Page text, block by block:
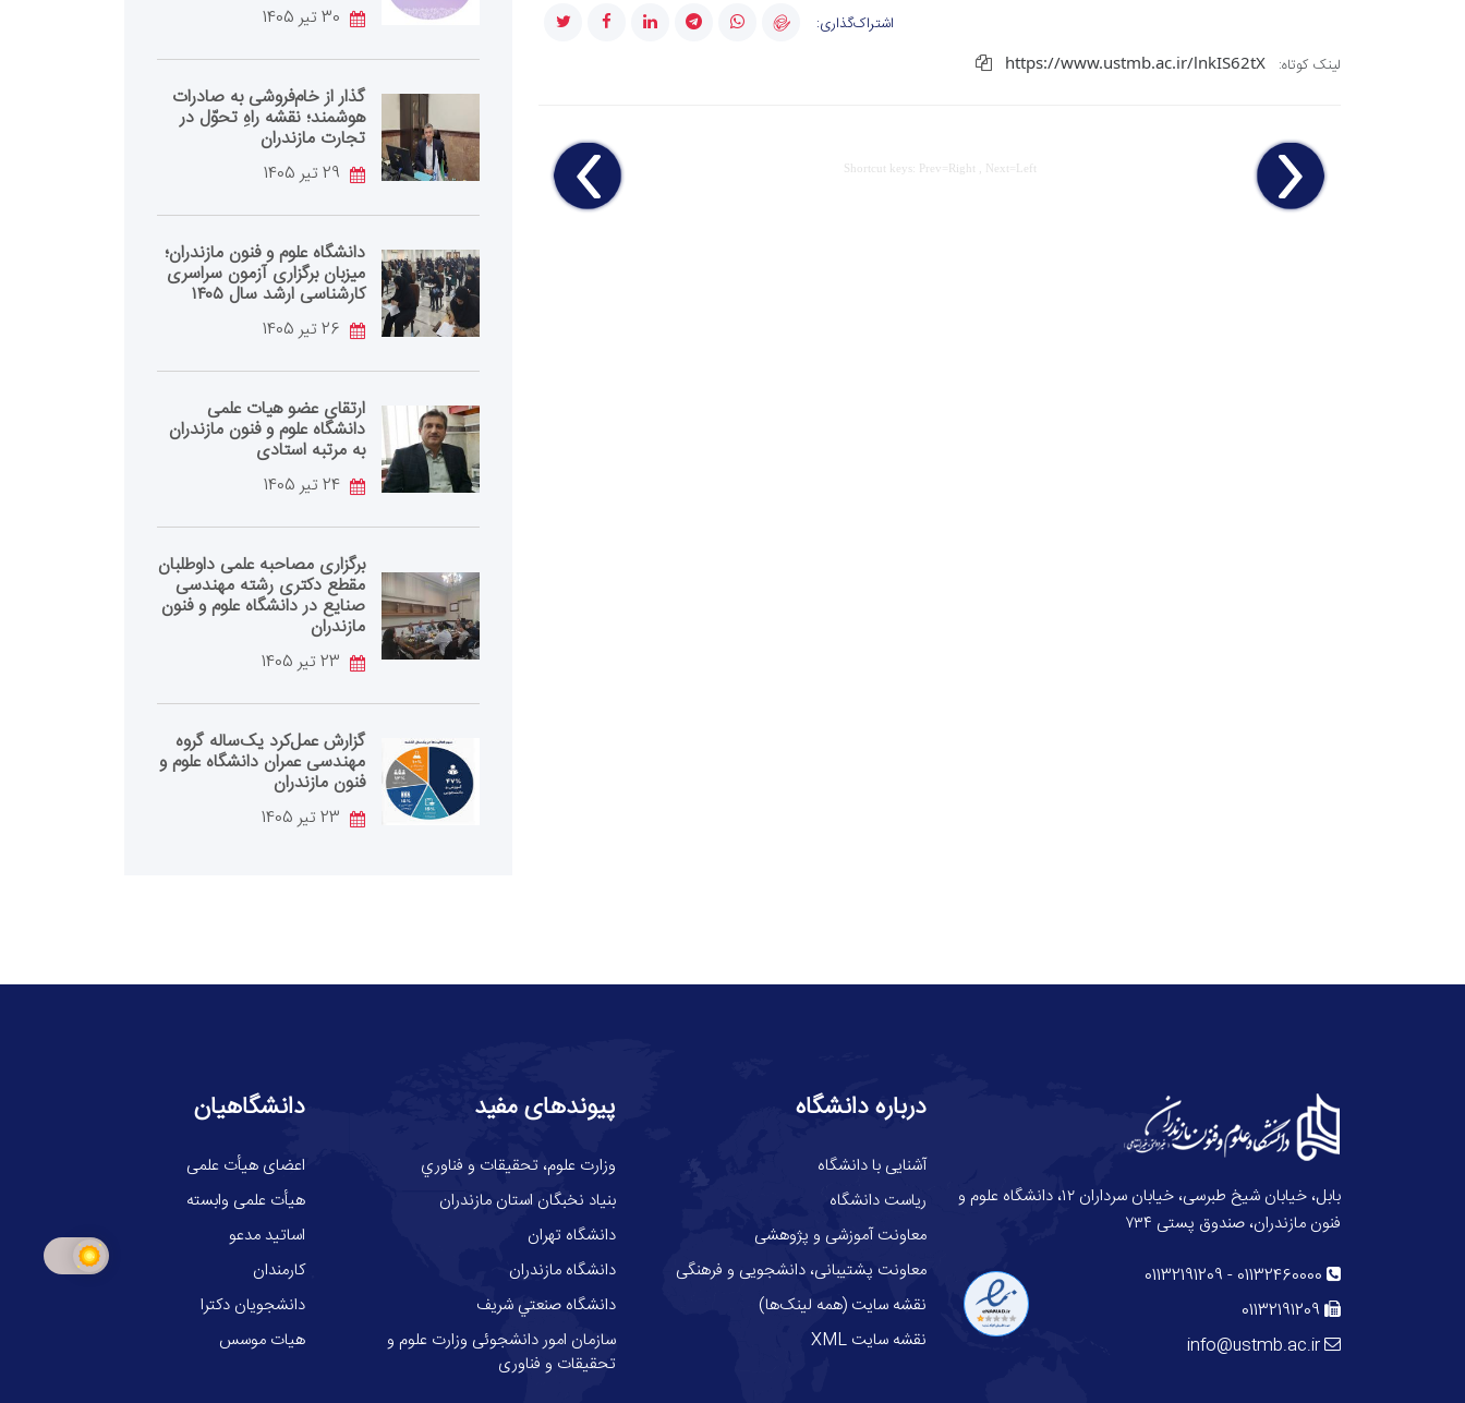
اشتراک‌گذاری:
لینک کوتاه:
https://www.ustmb.ac.ir/lnkIS62tX
Shortcut keys: Prev=Right , Next=Left
گذار از خام‌فروشی به صادرات
هوشمند؛ نقشه راهِ تحوّل در
تجارت مازندران
دانشگاه علوم و فنون مازندران؛
میزبان برگزاری آزمون سراسری
کارشناسی‌ ارشد سال ۱۴۰۵
ارتقای عضو هیات علمی
دانشگاه علوم و فنون مازندران
به مرتبه استادی
برگزاری مصاحبه علمی داوطلبان
مقطع دکتری رشته مهندسی
صنایع در دانشگاه علوم و فنون
مازندران
گزارش عمل‌کرد یک‌ساله گروه
مهندسی عمران دانشگاه علوم و
فنون مازندران
بابل، خیابان شیخ طبرسی، خیابان سرداران ۱۲، دانشگاه علوم و
فنون مازندران، صندوق پستی ۷۳۴
01132460000
-
01132191209
01132191209
info@ustmb.ac.ir
درباره دانشگاه
آشنایی با دانشگاه
ریاست دانشگاه
معاونت آموزشی و پژوهشی
معاونت پشتیبانی، دانشجویی و فرهنگی
نقشه سایت (همه لینک‌ها)
نقشه سایت XML
پیوندهای مفید
وزارت علوم، تحقيقات و فناوري
بنیاد نخبگان استان مازندران
دانشگاه تهران
دانشگاه مازندران
دانشگاه صنعتي شريف
سازمان امور دانشجوئی وزارت علوم و
تحقیقات و فناوری
دانشگاهیان
اعضای هیأت علمی
هیأت علمی وابسته
اساتید مدعو
کارمندان
دانشجویان دکترا
هیات موسس